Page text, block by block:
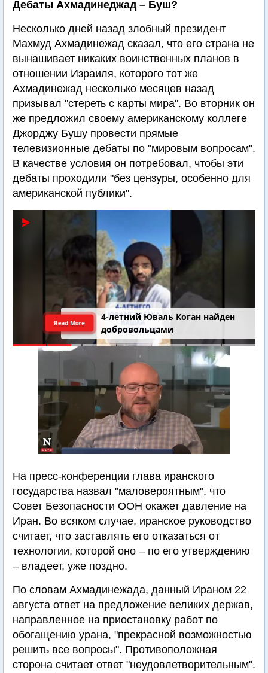
Дебаты Ахмадинеджад – Буш?
Несколько дней назад злобный президент
Махмуд Ахмадинежад сказал, что его страна не
вынашивает никаких воинственных планов в
отношении Израиля, которого тот же
Ахмадинежад несколько месяцев назад
призывал "стереть с карты мира". Во вторник он
же предложил своему американскому коллеге
Джорджу Бушу провести прямые
телевизионные дебаты по "мировым вопросам".
В качестве условия он потребовал, чтобы эти
дебаты проходили "без цензуры, особенно для
американской публики".
4-летний Юваль Коган найден
добровольцами
Read More
На пресс-конференции глава иранского
государства назвал "маловероятным", что
Совет Безопасности ООН окажет давление на
Иран. Во всяком случае, иранское руководство
считает, что заставлять его отказаться от
технологии, которой оно – по его утверждению
– владеет, уже поздно.
По словам Ахмадинежада, данный Ираном 22
августа ответ на предложение великих держав,
направленное на приостановку работ по
обогащению урана, "прекрасной возможностью
решить все вопросы". Противоположная
сторона считает ответ "неудовлетворительным".